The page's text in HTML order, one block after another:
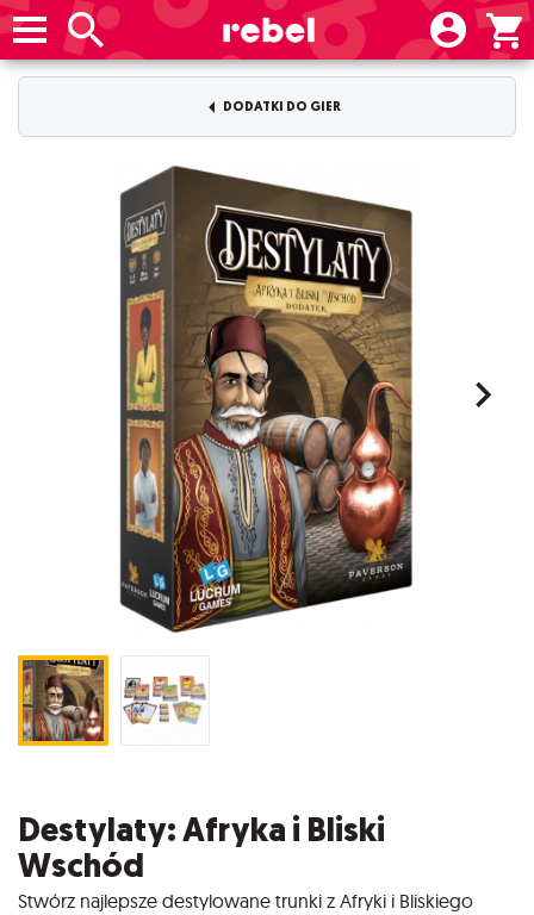
DODATKI DO GIER
Destylaty: Afryka i Bliski
Wschód
Stwórz najlepsze destylowane trunki z Afryki i Bliskiego